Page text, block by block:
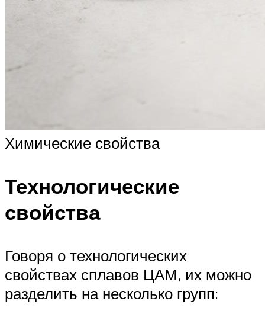
Химические свойства
Технологические
свойства
Говоря о технологических
свойствах сплавов ЦАМ, их можно
разделить на несколько групп: